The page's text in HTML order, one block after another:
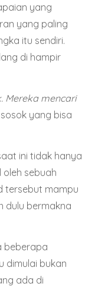
yang
yang paling
itu sendiri.
di hampir
Mereka mencari
yang bisa
ini tidak hanya
sebuah
tersebut mampu
dulu bermakna
beberapa
dimulai bukan
ada di